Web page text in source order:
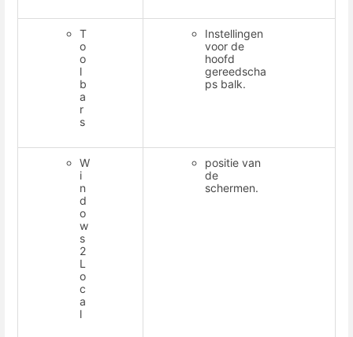
T
o
o
l
b
a
r
s
Instellingen
voor de
hoofd
gereedscha
ps balk.
W
i
n
d
o
w
s
2
L
o
c
a
l
positie van
de
schermen.